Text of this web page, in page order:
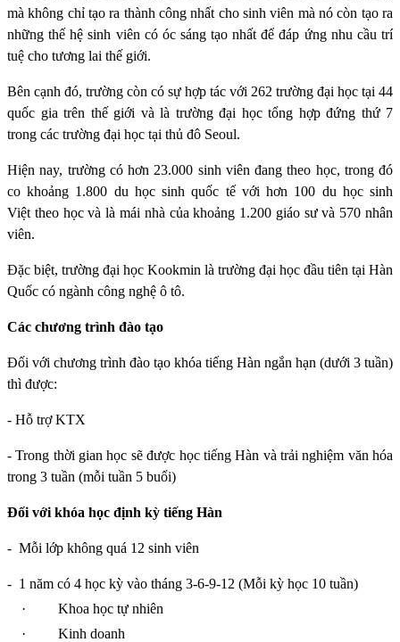
mà không chỉ tạo ra thành công nhất cho sinh viên mà nó còn tạo ra
những thế hệ sinh viên có óc sáng tạo nhất để đáp ứng nhu cầu trí
tuệ cho tương lai thế giới.
Bên cạnh đó, trường còn có sự hợp tác với 262 trường đại học tại 44
quốc gia trên thế giới và là trường đại học tổng hợp đứng thứ 7
trong các trường đại học tại thủ đô Seoul.
Hiện nay, trường có hơn 23.000 sinh viên đang theo học, trong đó
co khoảng 1.800 du học sinh quốc tế với hơn 100 du học sinh
Việt theo học và là mái nhà của khoảng 1.200 giáo sư và 570 nhân
viên.
Đặc biệt, trường đại học Kookmin là trường đại học đầu tiên tại Hàn
Quốc có ngành công nghệ ô tô.
Các chương trình đào tạo
Đối với chương trình đào tạo khóa tiếng Hàn ngắn hạn (dưới 3 tuần)
thì được:
- Hỗ trợ KTX
- Trong thời gian học sẽ được học tiếng Hàn và trải nghiệm văn hóa
trong 3 tuần (mỗi tuần 5 buổi)
Đối với khóa học định kỳ tiếng Hàn
- Mỗi lớp không quá 12 sinh viên
- 1 năm có 4 học kỳ vào tháng 3-6-9-12 (Mỗi kỳ học 10 tuần)
·
Khoa học tự nhiên
·
Kinh doanh